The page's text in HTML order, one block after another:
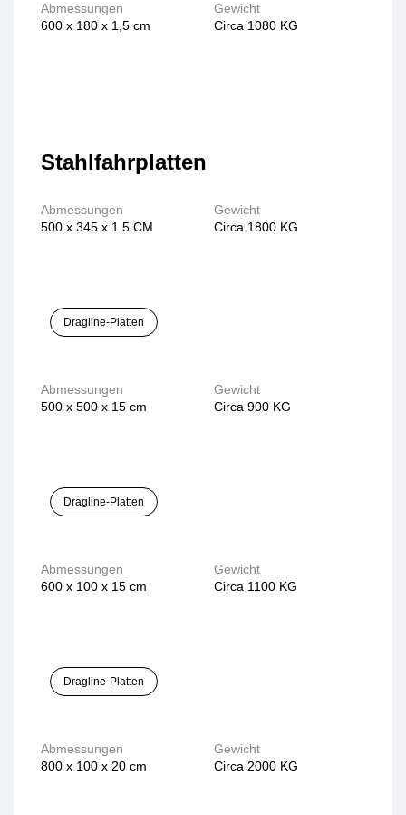
Abmessungen
600 x 180 x 1,5 cm
Gewicht
Circa 1080 KG
Stahlfahrplatten
Abmessungen
500 x 345 x 1.5 CM
Gewicht
Circa 1800 KG
Dragline-Platten
Abmessungen
500 x 500 x 15 cm
Gewicht
Circa 900 KG
Dragline-Platten
Abmessungen
600 x 100 x 15 cm
Gewicht
Circa 1100 KG
Dragline-Platten
Abmessungen
800 x 100 x 20 cm
Gewicht
Circa 2000 KG